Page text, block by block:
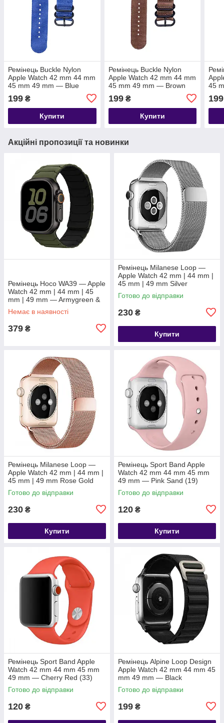
Ремінець Buckle Nylon
Apple Watch 42 mm 44 mm
45 mm 49 mm — Blue
199 ₴
Купити
Ремінець Buckle Nylon
Apple Watch 42 mm 44 mm
45 mm 49 mm — Brown
199₴
Купити
45
199
Акційні пропозиції та новинки
Ремінець Hoco WA39 — Apple
Watch 42 mm | 44 mm | 45
mm | 49 mm — Armygreen &
Black
Немає в наявності
379 ₴
Ремінець Milanese Loop —
Apple Watch 42 mm | 44 mm |
45 mm | 49 mm Silver
Готово до відправки
230 ₴
Купити
Ремінець Milanese Loop —
Apple Watch 42 mm | 44 mm |
45 mm | 49 mm Rose Gold
Готово до відправки
230 ₴
Купити
Ремінець Sport Band Apple
Watch 42 mm 44 mm 45 mm
49 mm — Pink Sand (19)
Готово до відправки
120 ₴
Купити
Ремінець Sport Band Apple
Watch 42 mm 44 mm 45 mm
49 mm — Cherry Red (33)
Готово до відправки
120 ₴
Ремінець Alpine Loop Design
Apple Watch 42 mm 44 mm 45
mm 49 mm — Black
Готово до відправки
199 ₴